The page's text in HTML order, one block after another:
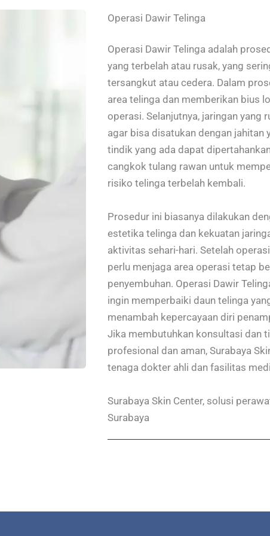
Operasi Dawir Telinga
Operasi Dawir Telinga adalah
yang terbelah atau rusak, yang
tersangkut atau cedera. Dalam
area telinga dan memberikan bius
operasi. Selanjutnya, jaringan yang
agar bisa disatukan dengan jahitan
tindik yang ada dapat
cangkok tulang rawan untuk
risiko telinga terbelah kembali.
Prosedur ini biasanya dilakukan
estetika telinga dan kekuatan
aktivitas sehari-hari. Setelah
perlu menjaga area operasi tetap
penyembuhan. Operasi Dawir
ingin memperbaiki daun telinga
menambah kepercayaan diri
Jika membutuhkan konsultasi dan
profesional dan aman, Surabaya
tenaga dokter ahli dan fasilitas
Surabaya Skin Center, solusi
Surabaya